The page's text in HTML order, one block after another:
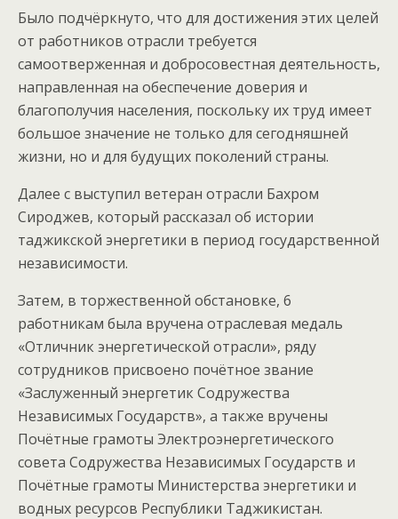
Было подчёркнуто, что для достижения этих целей
от работников отрасли требуется
самоотверженная и добросовестная деятельность,
направленная на обеспечение доверия и
благополучия населения, поскольку их труд имеет
большое значение не только для сегодняшней
жизни, но и для будущих поколений страны.
Далее с выступил ветеран отрасли Бахром
Сироджев, который рассказал об истории
таджикской энергетики в период государственной
независимости.
Затем, в торжественной обстановке, 6
работникам была вручена отраслевая медаль
«Отличник энергетической отрасли», ряду
сотрудников присвоено почётное звание
«Заслуженный энергетик Содружества
Независимых Государств», а также вручены
Почётные грамоты Электроэнергетического
совета Содружества Независимых Государств и
Почётные грамоты Министерства энергетики и
водных ресурсов Республики Таджикистан.